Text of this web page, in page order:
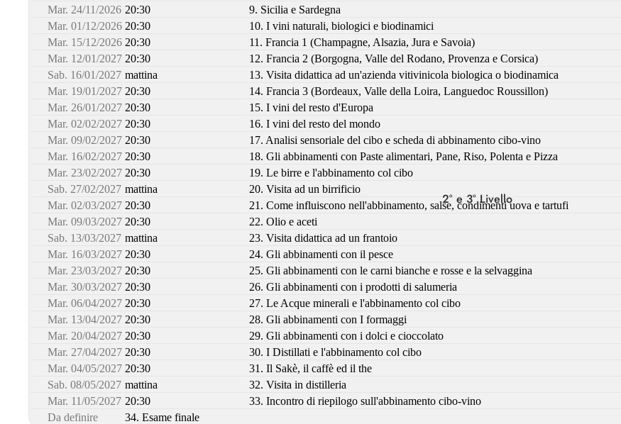
Friuli-Venezia
Giulia
Lazio
Marche
Trentino-Alto Adige
Umbria
2° e 3° Livello
Mar. 24/11/2026 20:30
9. Sicilia e Sardegna
Mar. 01/12/2026 20:30
10. I vini naturali, biologici e biodinamici
Mar. 15/12/2026 20:30
11. Francia 1 (Champagne, Alsazia, Jura e Savoia)
Mar. 12/01/2027 20:30
12. Francia 2 (Borgogna, Valle del Rodano, Provenza e Corsica)
Sab. 16/01/2027 mattina
13. Visita didattica ad un'azienda vitivinicola biologica o biodinamica
Mar. 19/01/2027 20:30
14. Francia 3 (Bordeaux, Valle della Loira, Languedoc Roussillon)
Mar. 26/01/2027 20:30
15. I vini del resto d'Europa
Mar. 02/02/2027 20:30
16. I vini del resto del mondo
Mar. 09/02/2027 20:30
17. Analisi sensoriale del cibo e scheda di abbinamento cibo-vino
Mar. 16/02/2027 20:30
18. Gli abbinamenti con Paste alimentari, Pane, Riso, Polenta e Pizza
Mar. 23/02/2027 20:30
19. Le birre e l'abbinamento col cibo
Sab. 27/02/2027 mattina
20. Visita ad un birrificio
Mar. 02/03/2027 20:30
21. Come influiscono nell'abbinamento, salse, condimenti uova e tartufi
Mar. 09/03/2027 20:30
22. Olio e aceti
Sab. 13/03/2027 mattina
23. Visita didattica ad un frantoio
Mar. 16/03/2027 20:30
24. Gli abbinamenti con il pesce
Mar. 23/03/2027 20:30
25. Gli abbinamenti con le carni bianche e rosse e la selvaggina
Mar. 30/03/2027 20:30
26. Gli abbinamenti con i prodotti di salumeria
Mar. 06/04/2027 20:30
27. Le Acque minerali e l'abbinamento col cibo
Mar. 13/04/2027 20:30
28. Gli abbinamenti con I formaggi
Mar. 20/04/2027 20:30
29. Gli abbinamenti con i dolci e cioccolato
Mar. 27/04/2027 20:30
30. I Distillati e l'abbinamento col cibo
Mar. 04/05/2027 20:30
31. Il Sakè, il caffè ed il the
Sab. 08/05/2027 mattina
32. Visita in distilleria
Mar. 11/05/2027 20:30
33. Incontro di riepilogo sull'abbinamento cibo-vino
Da definire
34. Esame finale